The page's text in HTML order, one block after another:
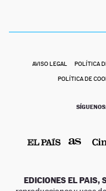
AVISO LEGAL POLÍTICA
POLÍTICA DE
EDICIONES EL PAIS,